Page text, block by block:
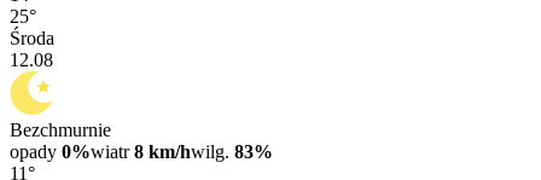
25°
Środa
12.08
Bezchmurnie
opady 0%wiatr8 km/hwilg. 83%
11°